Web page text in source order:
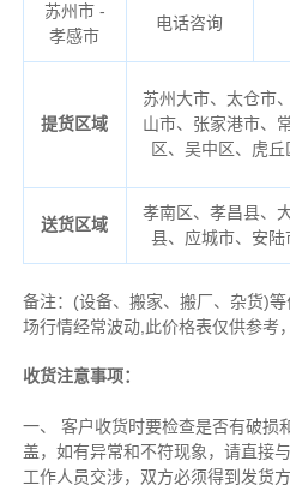
苏州市 -
孝感市
电话咨询
提货区域
苏州大市、太仓市
山市、张家港市、
区、吴中区、虎
送货区域
孝南区、孝昌县、
县、应城市、安
备注： (设备、搬家、搬厂、杂货)
场行情经常波动,此价格表仅供参考
收货注意事项：
一、 客户收货时要检查是否有破损
盖，如有异常和不符现象，请直接
工作人员交涉，双方必须得到发货